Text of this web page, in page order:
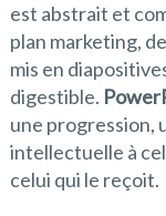
est abstrait et
plan marketing,
mis en
digestible.
une progression,
intellectuelle à
celui qui le reçoit.